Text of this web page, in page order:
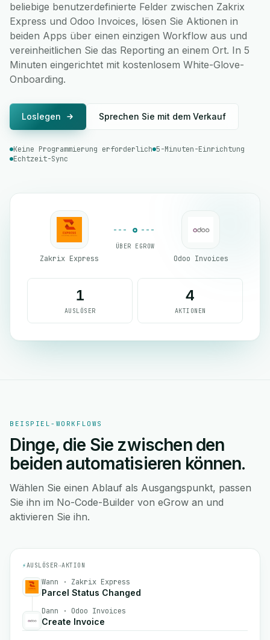
beliebige benutzerdefinierte Felder zwischen Zakrix
Express und Odoo Invoices, lösen Sie Aktionen in
beiden Apps über einen einzigen Workflow aus und
vereinheitlichen Sie das Reporting an einem Ort. In 5
Minuten eingerichtet mit kostenlosem White-Glove-
Onboarding.
Loslegen Sprechen Sie mit dem Verkauf
Keine Programmierung erforderlich 5-Minuten-Einrichtung
Echtzeit-Sync
Zakrix Express
ÜBER EGROW
Odoo Invoices
1
AUSLÖSER
4
AKTIONEN
BEISPIEL-WORKFLOWS
Dinge, die Sie zwischen den
beiden automatisieren können.
Wählen Sie einen Ablauf als Ausgangspunkt, passen
Sie ihn im No-Code-Builder von eGrow an und
aktivieren Sie ihn.
⚡AUSLÖSER→AKTION
Wann · Zakrix Express
Parcel Status Changed
Dann · Odoo Invoices
Create Invoice